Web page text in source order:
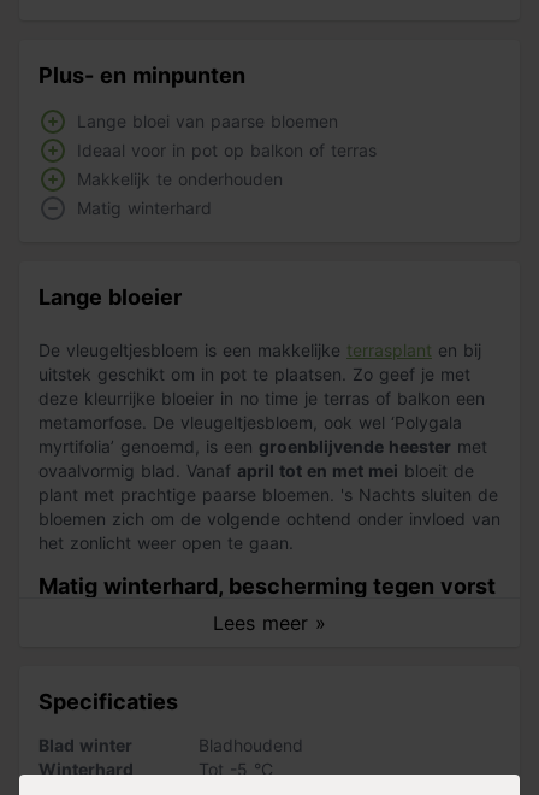
Plus- en minpunten
Lange bloei van paarse bloemen
Ideaal voor in pot op balkon of terras
Makkelijk te onderhouden
Matig winterhard
Lange bloeier
De vleugeltjesbloem is een makkelijke terrasplant en bij
uitstek geschikt om in pot te plaatsen. Zo geef je met
deze kleurrijke bloeier in no time je terras of balkon een
metamorfose. De vleugeltjesbloem, ook wel ‘Polygala
myrtifolia’ genoemd, is een groenblijvende heester met
ovaalvormig blad. Vanaf april tot en met mei bloeit de
plant met prachtige paarse bloemen. 's Nachts sluiten de
bloemen zich om de volgende ochtend onder invloed van
het zonlicht weer open te gaan.
Lees meer »
Matig winterhard, bescherming tegen vorst
borderplant. Plaats de plant daarom liever
plantenbak op je terras of balkon
de winter makkelijker te verplaatsen naar een lichte,
Specificaties
Blad winter
Bladhoudend
Winterhard
Tot -5 °C